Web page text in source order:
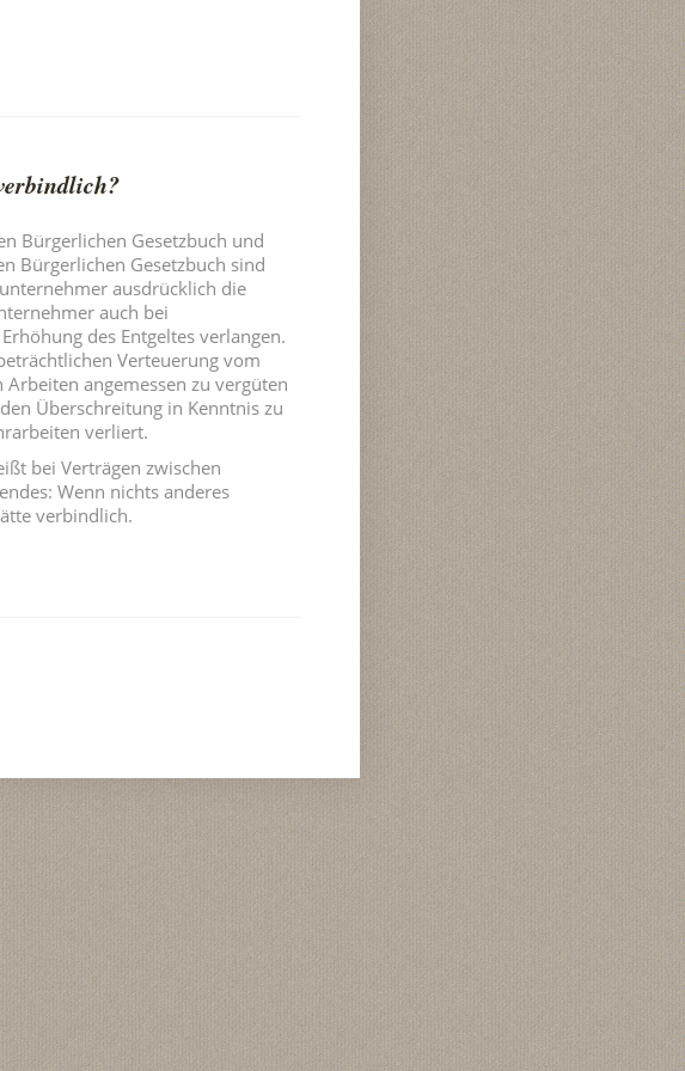
Bürgerlichen Gesetzbuch und
Bürgerlichen Gesetzbuch sind
ausdrücklich die
auch bei
des Entgeltes verlangen.
Verteuerung vom
angemessen zu vergüten
Überschreitung in Kenntnis zu
verliert.
bei Verträgen zwischen
Wenn nichts anderes
verbindlich.